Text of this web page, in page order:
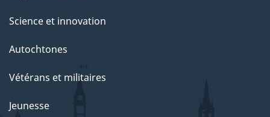
Science et innovation
Autochtones
Vétérans et militaires
Jeunesse